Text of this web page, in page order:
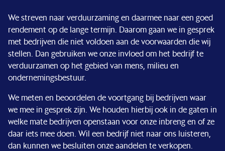
Service & contact
We streven naar verduurzaming en daarmee naar een goed
rendement op de lange termijn. Daarom gaan we in gesprek
met bedrijven die niet voldoen aan de voorwaarden die wij
stellen. Dan gebruiken we onze invloed om het bedrijf te
verduurzamen op het gebied van mens, milieu en
ondernemingsbestuur.
We meten en beoordelen de voortgang bij bedrijven waar
we mee in gesprek zijn. We houden hierbij ook in de gaten in
welke mate bedrijven openstaan voor onze inbreng en of ze
daar iets mee doen. Wil een bedrijf niet naar ons luisteren,
dan kunnen we besluiten onze aandelen te verkopen.